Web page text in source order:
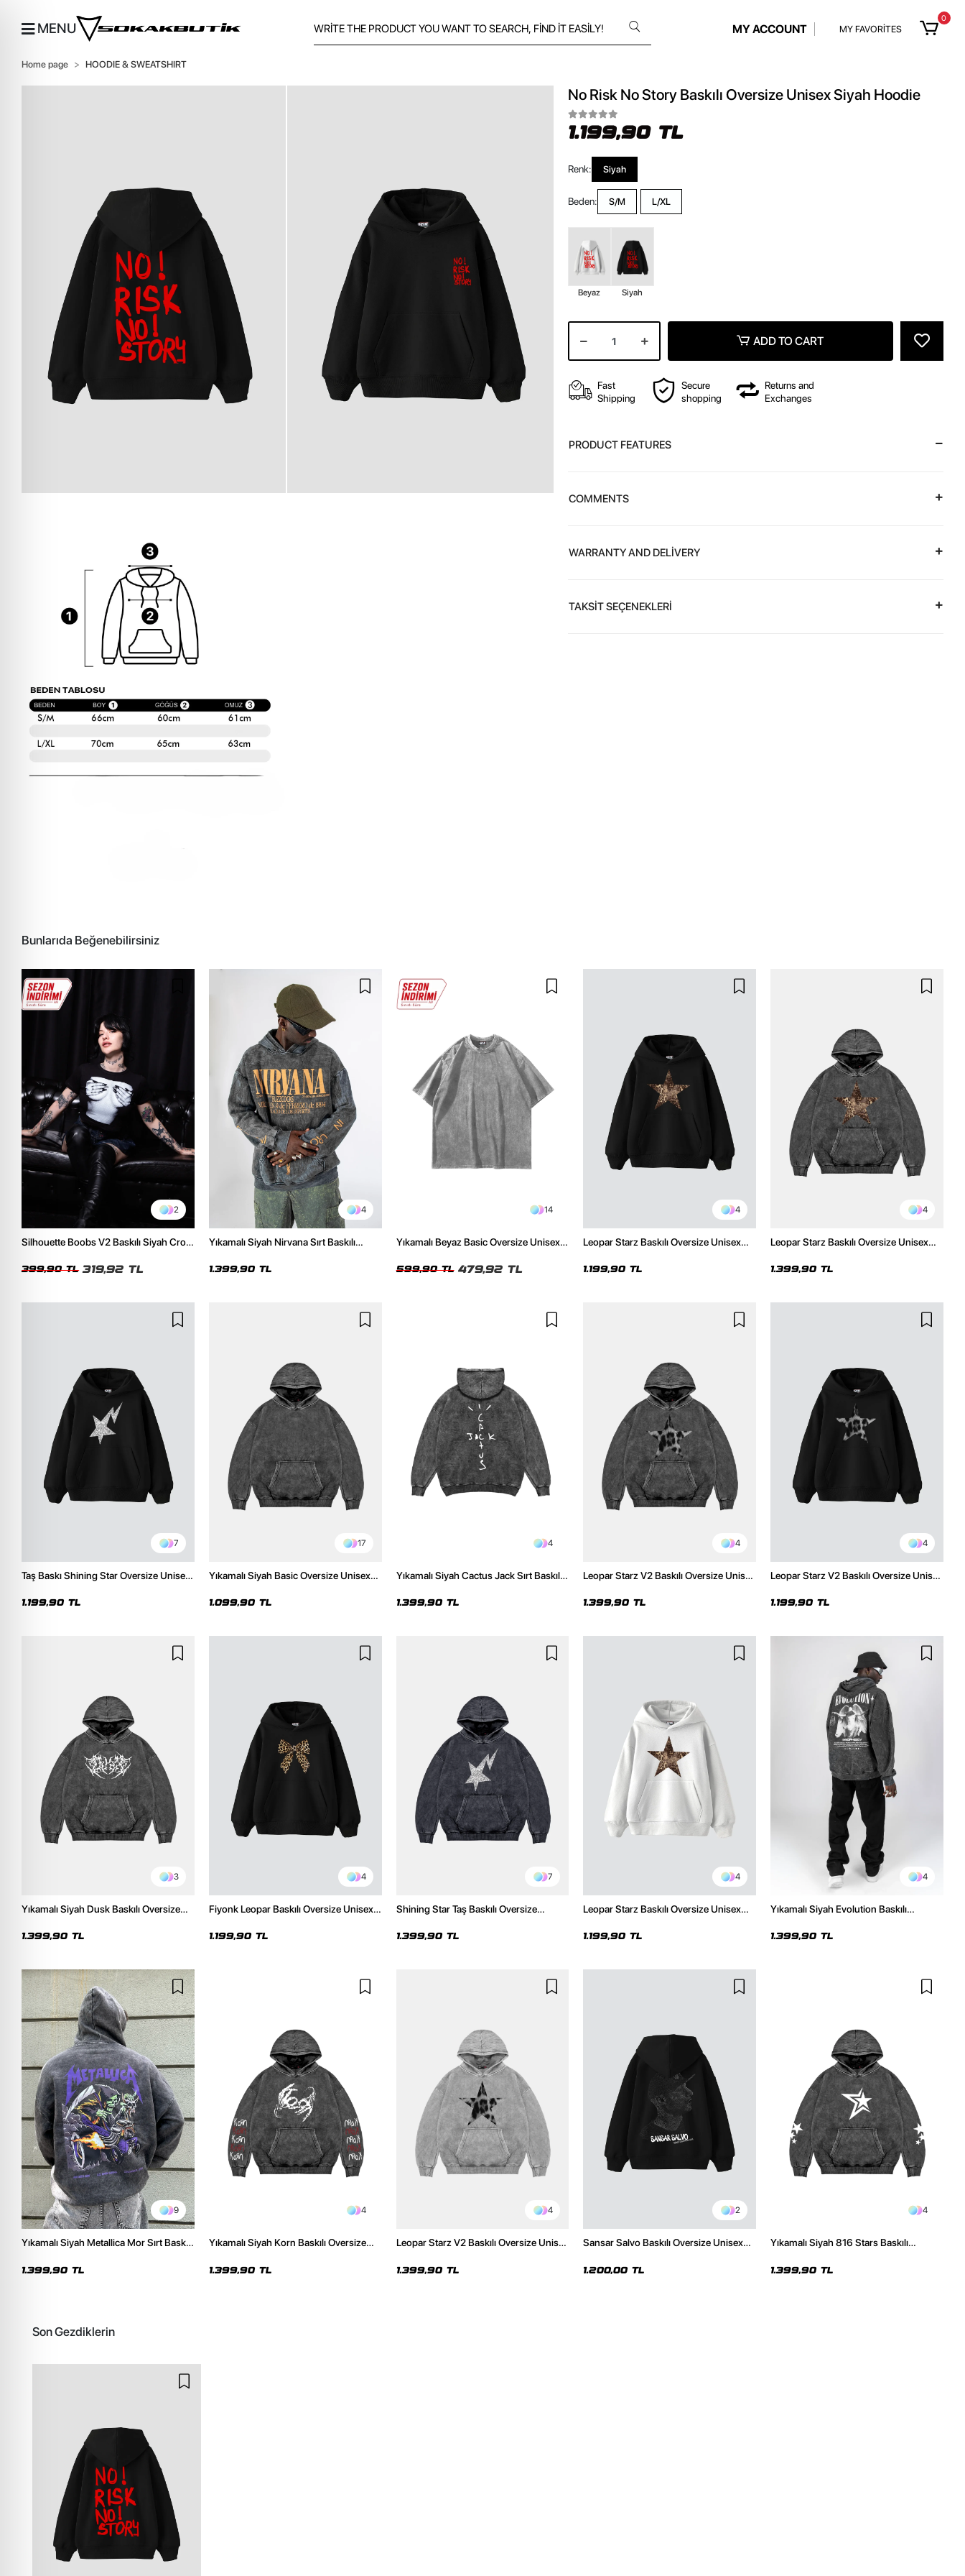
MENU MY ACCOUNT MY FAVORİTES
0
Home page HOODIE & SWEATSHIRT
No Risk No Story Baskılı Oversize Unisex Siyah Hoodie
1.199,90 TL
Renk: Siyah
Beden: S/M L/XL
Beyaz Siyah
ADD TO CART
Fast
Shipping
Secure
shopping
Returns and
Exchanges
PRODUCT FEATURES
COMMENTS
WARRANTY AND DELİVERY
TAKSİT SEÇENEKLERİ
Bunlarıda Beğenebilirsiniz
2
Silhouette Boobs V2 Baskılı Siyah Crop
399,90 TL 319,92 TL
4
Yıkamalı Siyah Nirvana Sırt Baskılı
1.399,90 TL
14
Yıkamalı Beyaz Basic Oversize Unisex
599,90 TL 479,92 TL
4
Leopar Starz Baskılı Oversize Unisex
1.199,90 TL
4
Leopar Starz Baskılı Oversize Unisex
1.399,90 TL
7
Taş Baskı Shining Star Oversize Unisex
1.199,90 TL
17
Yıkamalı Siyah Basic Oversize Unisex
1.099,90 TL
4
Yıkamalı Siyah Cactus Jack Sırt Baskılı
1.399,90 TL
4
Leopar Starz V2 Baskılı Oversize Unisex
1.399,90 TL
4
Leopar Starz V2 Baskılı Oversize Unisex
1.199,90 TL
3
Yıkamalı Siyah Dusk Baskılı Oversize
1.399,90 TL
4
Fiyonk Leopar Baskılı Oversize Unisex
1.199,90 TL
7
Shining Star Taş Baskılı Oversize
1.399,90 TL
4
Leopar Starz Baskılı Oversize Unisex
1.199,90 TL
4
Yıkamalı Siyah Evolution Baskılı
1.399,90 TL
9
Yıkamalı Siyah Metallica Mor Sırt Baskılı
1.399,90 TL
4
Yıkamalı Siyah Korn Baskılı Oversize
1.399,90 TL
4
Leopar Starz V2 Baskılı Oversize Unisex
1.399,90 TL
2
Sansar Salvo Baskılı Oversize Unisex
1.200,00 TL
4
Yıkamalı Siyah 816 Stars Baskılı
1.399,90 TL
Son Gezdiklerin